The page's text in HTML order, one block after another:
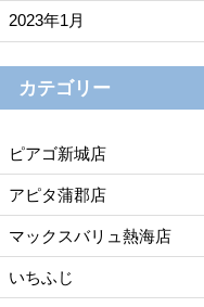
2023年1月
カテゴリー
ピアゴ新城店
アピタ蒲郡店
マックスバリュ熱海店
いちふじ